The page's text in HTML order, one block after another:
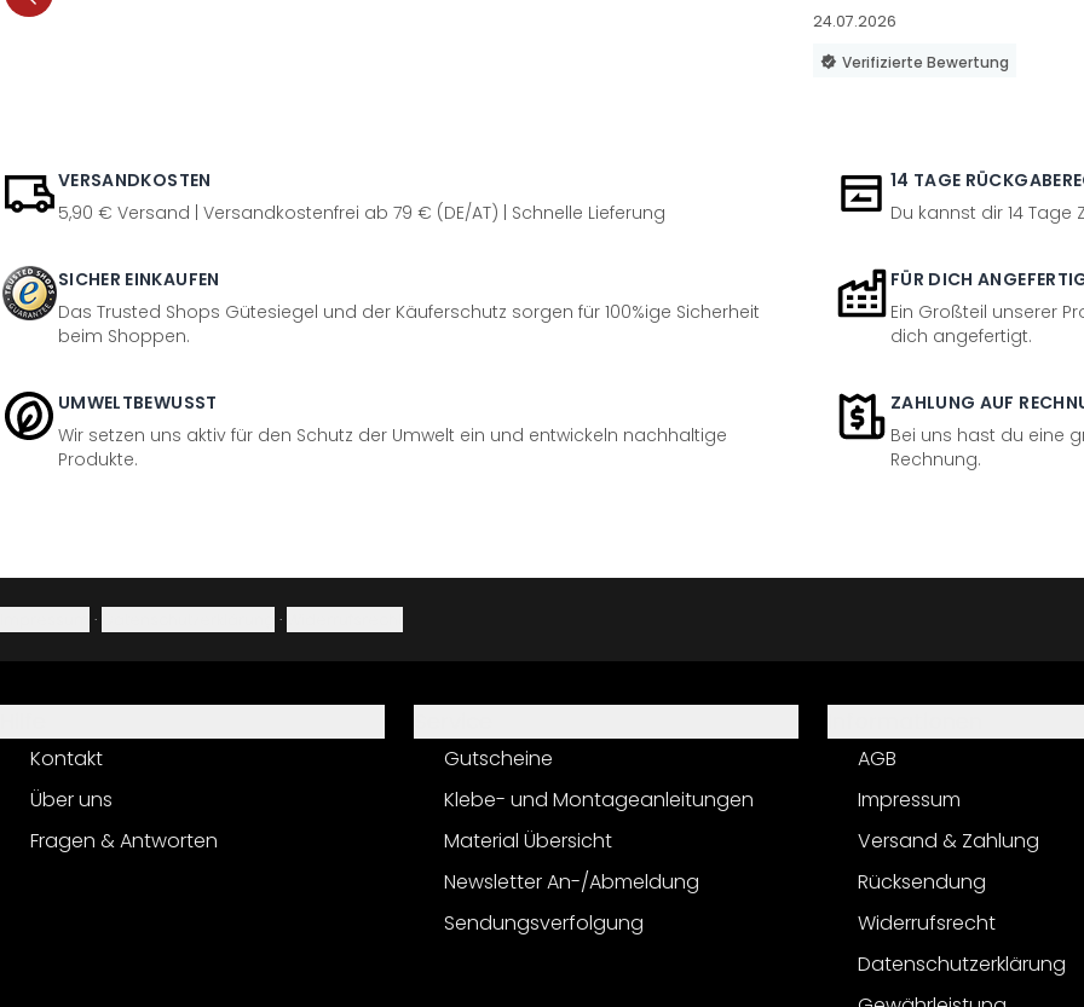
24.07.2026
Verifizierte Bewertung
VERSANDKOSTEN
5,90 € Versand | Versandkostenfrei ab 79 € (DE/AT) | Schnelle Lieferung
14 TAGE
Du kannst dir 14
SICHER EINKAUFEN
Das Trusted Shops Gütesiegel und der Käuferschutz sorgen für 100%ige Sicherheit
beim Shoppen.
FÜR DICH
Ein Großteil unserer
dich angefertigt.
UMWELTBEWUSST
Wir setzen uns aktiv für den Schutz der Umwelt ein und entwickeln nachhaltige
Produkte.
ZAHLUNG AUF
Bei uns hast du eine
Rechnung.
· ·
Kontakt
Über uns
Fragen & Antworten
Gutscheine
Klebe- und Montageanleitungen
Material Übersicht
Newsletter An-/Abmeldung
Sendungsverfolgung
AGB
Impressum
Versand & Zahlung
Rücksendung
Widerrufsrecht
Datenschutzerklärung